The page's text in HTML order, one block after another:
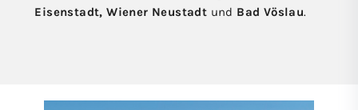
Eisenstadt, Wiener Neustadt und Bad Vöslau.